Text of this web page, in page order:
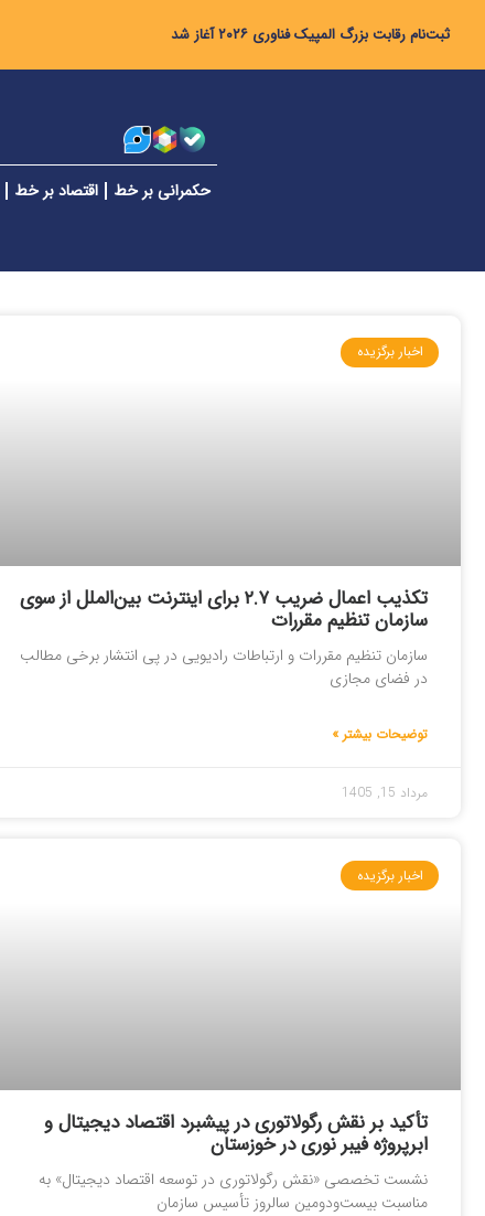
ثبت‌نام رقابت بزرگ المپیک فناوری ۲۰۲۶ آغاز شد
حکمرانی بر خط اقتصاد بر خط
اخبار برگزیده
تکذیب اعمال ضریب ۲.۷ برای اینترنت بین‌الملل از سوی
سازمان تنظیم مقررات
سازمان تنظیم مقررات و ارتباطات رادیویی در پی انتشار برخی مطالب
در فضای مجازی
توضیحات بیشتر »
مرداد 15, 1405
اخبار برگزیده
تأکید بر نقش رگولاتوری در پیشبرد اقتصاد دیجیتال و
ابرپروژه فیبر نوری در خوزستان
نشست تخصصی «نقش رگولاتوری در توسعه اقتصاد دیجیتال» به
مناسبت بیست‌ودومین سالروز تأسیس سازمان